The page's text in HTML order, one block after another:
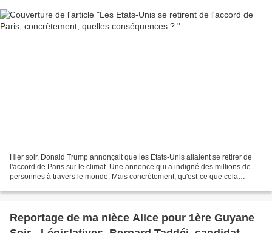
Hier soir, Donald Trump annonçait que les Etats-Unis allaient se retirer de
l'accord de Paris sur le climat. Une annonce qui a indigné des millions de
personnes à travers le monde. Mais concrètement, qu'est-ce que cela
Reportage de ma nièce Alice pour 1ère Guyane